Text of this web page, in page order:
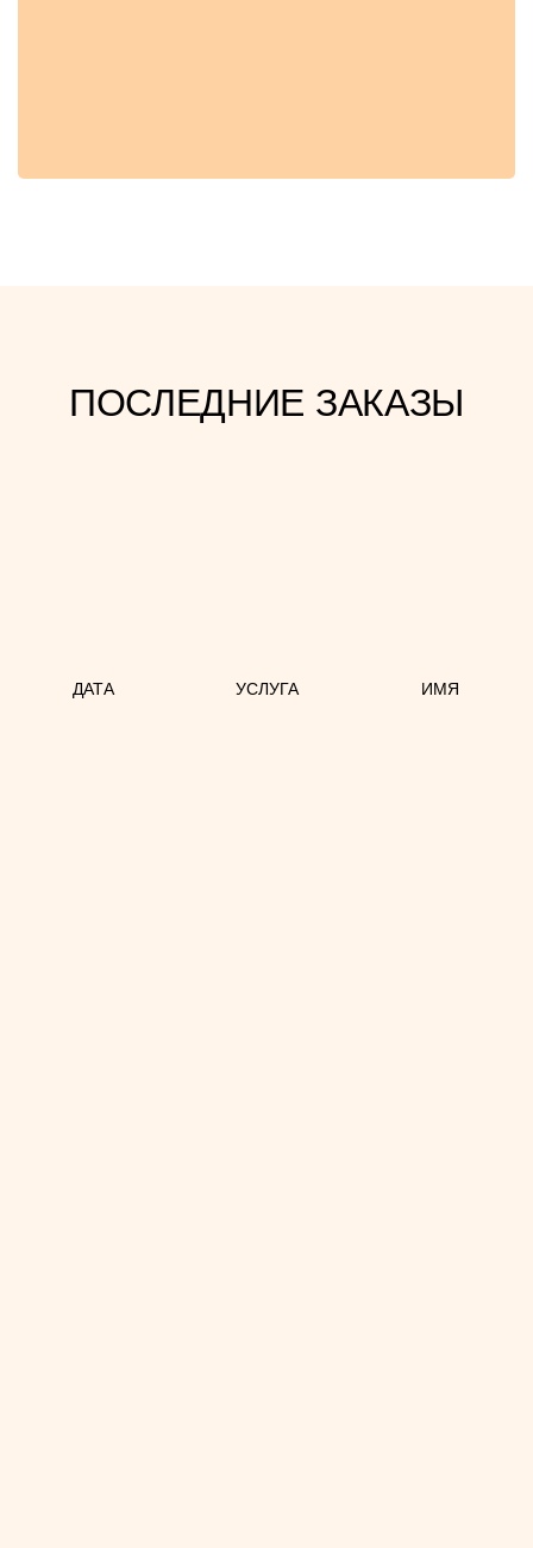
ПОСЛЕДНИЕ ЗАКАЗЫ
ДАТА УСЛУГА ИМЯ